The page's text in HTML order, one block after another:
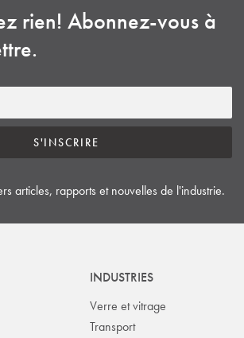
le fluorosilicone et d’autres
répondre aux besoins de tous les secteurs
de production, sans pour autant
du produit. Cette approche favorise
et finit par rehausser votre avantage
rien! Abonnez-vous à
S'INSCRIRE
articles, rapports et nouvelles de l'industrie.
INDUSTRIES
Verre et vitrage
Transport